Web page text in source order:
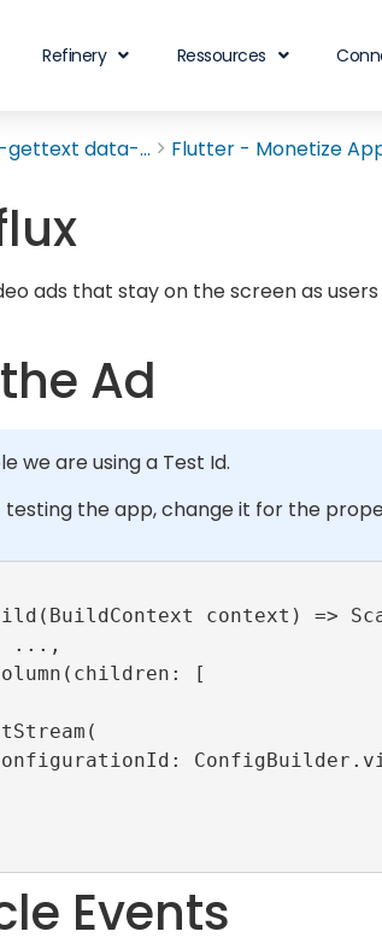
Refinery Ressources
data-... Flutter - Monetize App
ads that stay on the screen as
Ad
we are using a Test Id.
testing the app, change it for the
Events